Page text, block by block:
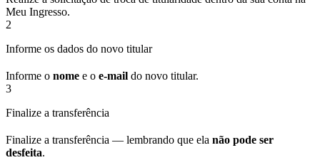
Meu Ingresso.
2
Informe os dados do novo titular
Informe o nome e o e-mail do novo titular.
3
Finalize a transferência
Finalize a transferência — lembrando que ela não pode ser
desfeita.